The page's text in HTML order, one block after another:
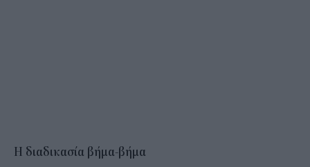
Η διαδικασία βήμα-βήμα